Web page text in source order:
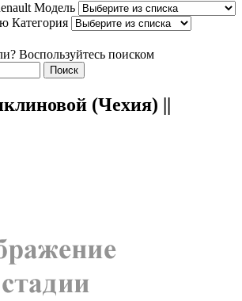
Модель
Категория
Воспользуйтесь поиском
(Чехия) ||